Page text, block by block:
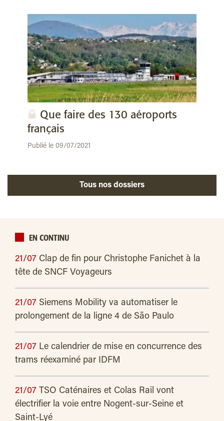
Que faire des 130 aéroports
français
Publié le 09/07/2021
Tous nos dossiers
EN CONTINU
21/07 Clap de fin pour Christophe Fanichet à la
tête de SNCF Voyageurs
21/07 Siemens Mobility va automatiser le
prolongement de la ligne 4 de São Paulo
21/07 Le calendrier de mise en concurrence des
trams réexaminé par IDFM
21/07 TSO Caténaires et Colas Rail vont
électrifier la voie entre Nogent-sur-Seine et
Saint-Lyé